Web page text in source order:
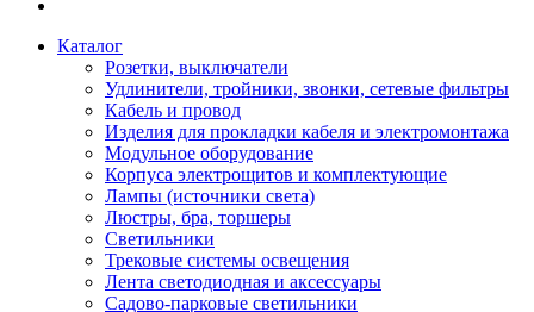
Каталог
Розетки, выключатели
Удлинители, тройники, звонки, сетевые фильтры
Кабель и провод
Изделия для прокладки кабеля и электромонтажа
Модульное оборудование
Корпуса электрощитов и комплектующие
Лампы (источники света)
Люстры, бра, торшеры
Светильники
Трековые системы освещения
Лента светодиодная и аксессуары
Садово-парковые светильники